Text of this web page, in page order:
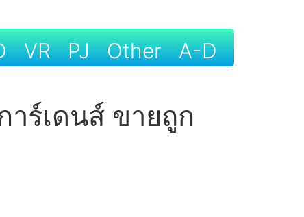
VR PJ Other A-D
าร์เดนส์ ขายถูก